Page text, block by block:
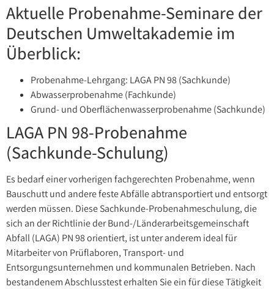
Aktuelle Probenahme-Seminare der
Deutschen Umweltakademie im
Überblick:
Probenahme-Lehrgang: LAGA PN 98 (Sachkunde)
Abwasserprobenahme (Fachkunde)
Grund- und Oberflächenwasserprobenahme (Sachkunde)
LAGA PN 98-Probenahme
(Sachkunde-Schulung)
Es bedarf einer vorherigen fachgerechten Probenahme, wenn
Bauschutt und andere feste Abfälle abtransportiert und entsorgt
werden müssen. Diese Sachkunde-Probenahmeschulung, die
sich an der Richtlinie der Bund-/Länderarbeitsgemeinschaft
Abfall (LAGA) PN 98 orientiert, ist unter anderem ideal für
Mitarbeiter von Prüflaboren, Transport- und
Entsorgungsunternehmen und kommunalen Betrieben. Nach
bestandenem Abschlusstest erhalten Sie ein für diese Tätigkeit